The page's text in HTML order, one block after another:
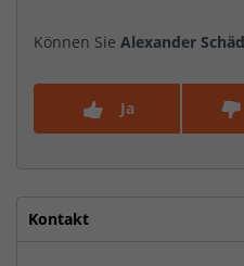
Können Sie Alexander
Ja
Kontakt